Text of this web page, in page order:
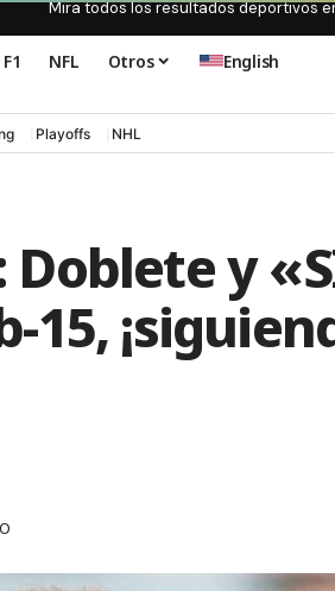
Mira todos los resultados deportivos
F1 NFL Otros English
Playoffs NHL
y
15,